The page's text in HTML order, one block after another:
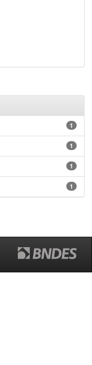
1
1
1
1